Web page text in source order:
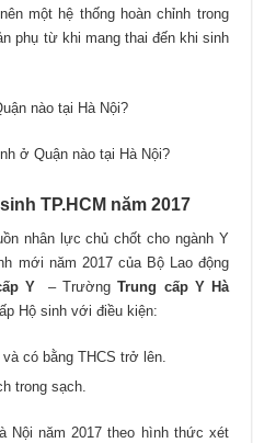
một hệ thống hoàn chỉnh trong
phụ từ khi mang thai đến khi sinh
ở Quận nào tại Hà Nội?
TP.HCM năm 2017
nhân lực chủ chốt cho ngành Y
mới năm 2017 của Bộ Lao động
Y – TrườngTrung cấp Y Hà
Hộ sinh với điều kiện:
có bằng THCS trở lên.
trong sạch.
Nội năm 2017 theo hình thức xét